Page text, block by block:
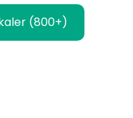
(800+)